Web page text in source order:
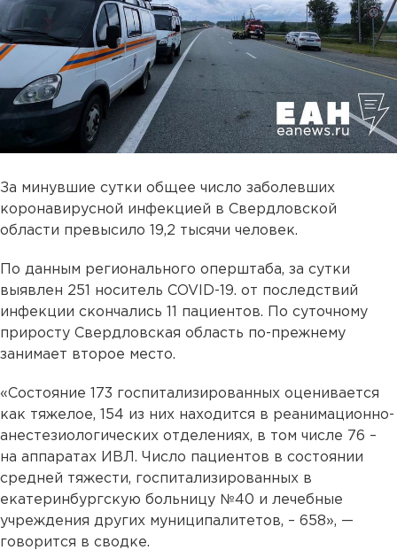
За минувшие сутки общее число заболевших
коронавирусной инфекцией в Свердловской
области превысило 19,2 тысячи человек.
По данным регионального оперштаба, за сутки
выявлен 251 носитель COVID-19. от последствий
инфекции скончались 11 пациентов. По суточному
приросту Свердловская область по-прежнему
занимает второе место.
«Состояние 173 госпитализированных оценивается
как тяжелое, 154 из них находится в реанимационно-
анестезиологических отделениях, в том числе 76 –
на аппаратах ИВЛ. Число пациентов в состоянии
средней тяжести, госпитализированных в
екатеринбургскую больницу №40 и лечебные
учреждения других муниципалитетов, – 658», —
говорится в сводке.